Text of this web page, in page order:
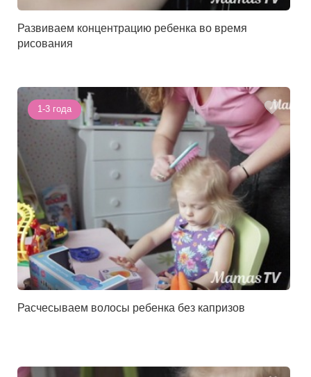
Развиваем концентрацию ребенка во время
рисования
1-3 года
Расчесываем волосы ребенка без капризов